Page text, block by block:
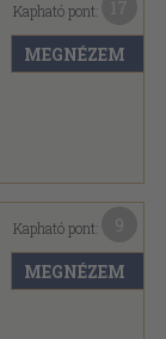
Kapható pont:
MEGNÉZEM
Kapható pont:
MEGNÉZEM